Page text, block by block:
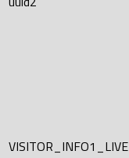
VISITOR_INFO1_LIVE